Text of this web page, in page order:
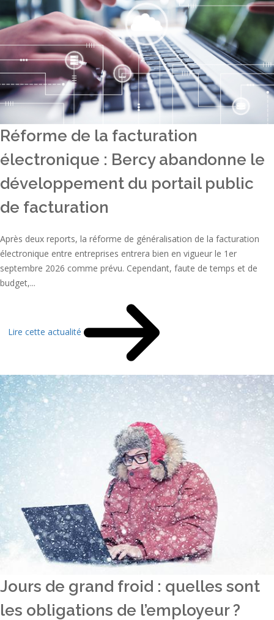
Réforme de la facturation
électronique : Bercy abandonne le
développement du portail public
de facturation
Après deux reports, la réforme de généralisation de la facturation
électronique entre entreprises entrera bien en vigueur le 1er
septembre 2026 comme prévu. Cependant, faute de temps et de
budget,...
Lire cette actualité
Jours de grand froid : quelles sont
les obligations de l’employeur ?